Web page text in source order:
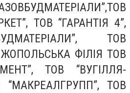
ТОВ “ГАРАНТІЯ 4”,
ТОВ
ФІЛІЯ ТОВ
ТОВ “ВУГІЛЛЯ-
“МАКРЕАЛГРУПП”, ТОВ